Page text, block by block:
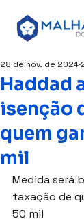
Haddad
isenção
quem
mil
28 de nov. de 2024
Medida será
taxação de
50 mil